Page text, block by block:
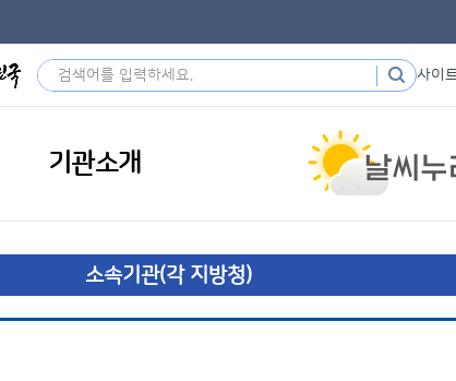
사이
기관소개
소속기관(각 지방청)